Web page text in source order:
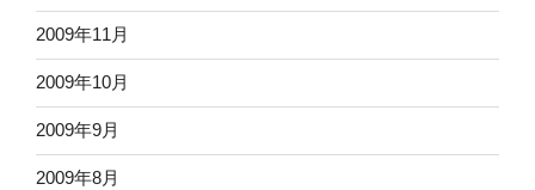
2009年11月
2009年10月
2009年9月
2009年8月